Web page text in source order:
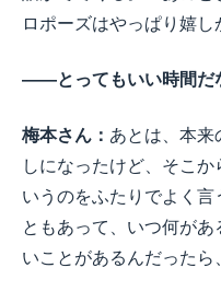
ロポーズはやっぱり嬉し
――とってもいい時間だ
梅本さん： あとは、本来
しになったけど、そこ
いうのをふたりでよく言
ともあって、いつ何が
いことがあるんだったら